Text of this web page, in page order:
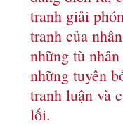
tranh giải
tranh của
những tù
những tuyên
tranh luận và
lối.